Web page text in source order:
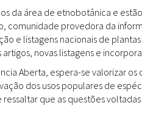
Grupos
Plantas
da área de etnobotânica e
comunidade provedora da
e listagens nacionais de
novas listagens e
Aberta, espera-se valorizar
dos usos populares de
que as questões